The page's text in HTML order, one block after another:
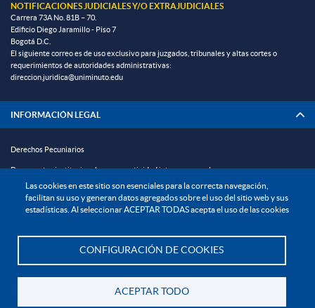
Las cookies en este sitio son esenciales para la correcta navegación,
facilitan su uso y generan datos agregados sobre el uso del sitio web y sus
estadísticas. Al seleccionar ACEPTAR TODAS acepta el uso de las cookies
CONFIGURACIÓN DE COOKIES
ACEPTAR TODO
NOTIFICACIONES JUDICIALES Y/O EXTRAJUDICIALES
Carrera 73A No. 81B – 70.
Edificio Diego Jaramillo - Piso 7
Bogotá D.C.
El siguiente correo es de uso exclusivo para juzgados, tribunales y altas cortes o
requerimientos de autoridades administrativas:
direccion.juridica@uniminuto.edu
INFORMACIÓN LEGAL
Derechos Pecuniarios
Documentos institucionales y normatividad interna general
Reglamento estudiantil
Reglamento profesoral
Política de protección de datos personales